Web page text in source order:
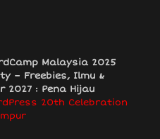
Malaysia 2025
– Freebies, Ilmu &
2027 : Pena Hijau
20th Celebration